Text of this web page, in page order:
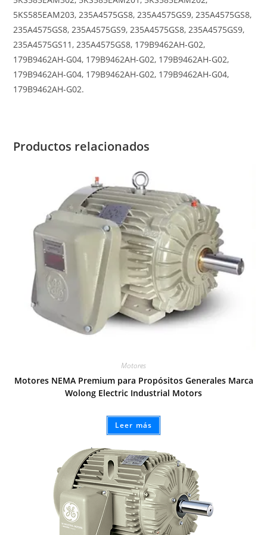
5KS585EAM203, 235A4575GS8, 235A4575GS9, 235A4575GS8,
235A4575GS8, 235A4575GS9, 235A4575GS8, 235A4575GS9,
235A4575GS11, 235A4575GS8, 179B9462AH-G02,
179B9462AH-G04, 179B9462AH-G02, 179B9462AH-G02,
179B9462AH-G04, 179B9462AH-G02, 179B9462AH-G04,
179B9462AH-G02.
Productos relacionados
Motores
Motores NEMA Premium para Propósitos Generales Marca
Wolong Electric Industrial Motors
Leer más